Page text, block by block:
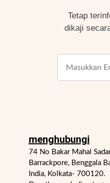
Tetap
dikaji
menghubungi
74 No Bakar Mahal
Barrackpore, Benggala
India, Kolkata- 700120.